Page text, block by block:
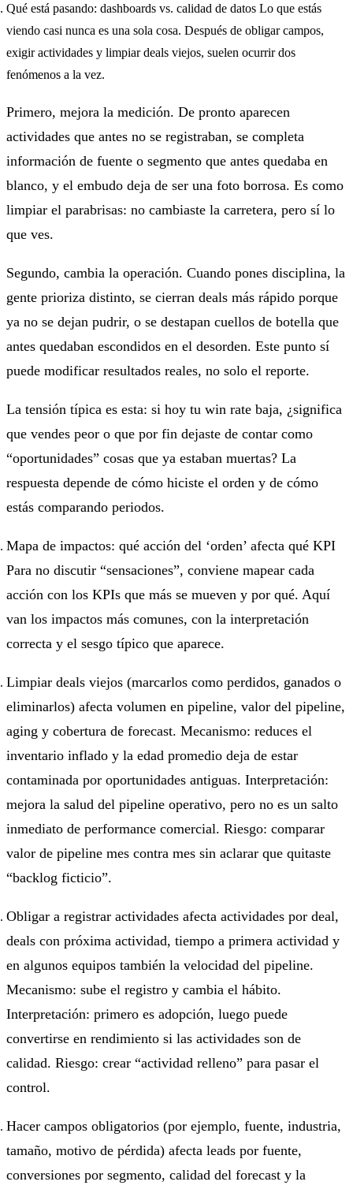
Qué está pasando: dashboards vs. calidad de datos Lo que estás
viendo casi nunca es una sola cosa. Después de obligar campos,
exigir actividades y limpiar deals viejos, suelen ocurrir dos
fenómenos a la vez.
Primero, mejora la medición. De pronto aparecen
actividades que antes no se registraban, se completa
información de fuente o segmento que antes quedaba en
blanco, y el embudo deja de ser una foto borrosa. Es como
limpiar el parabrisas: no cambiaste la carretera, pero sí lo
que ves.
Segundo, cambia la operación. Cuando pones disciplina, la
gente prioriza distinto, se cierran deals más rápido porque
ya no se dejan pudrir, o se destapan cuellos de botella que
antes quedaban escondidos en el desorden. Este punto sí
puede modificar resultados reales, no solo el reporte.
La tensión típica es esta: si hoy tu win rate baja, ¿significa
que vendes peor o que por fin dejaste de contar como
“oportunidades” cosas que ya estaban muertas? La
respuesta depende de cómo hiciste el orden y de cómo
estás comparando periodos.
Mapa de impactos: qué acción del ‘orden’ afecta qué KPI
Para no discutir “sensaciones”, conviene mapear cada
acción con los KPIs que más se mueven y por qué. Aquí
van los impactos más comunes, con la interpretación
correcta y el sesgo típico que aparece.
Limpiar deals viejos (marcarlos como perdidos, ganados o
eliminarlos) afecta volumen en pipeline, valor del pipeline,
aging y cobertura de forecast. Mecanismo: reduces el
inventario inflado y la edad promedio deja de estar
contaminada por oportunidades antiguas. Interpretación:
mejora la salud del pipeline operativo, pero no es un salto
inmediato de performance comercial. Riesgo: comparar
valor de pipeline mes contra mes sin aclarar que quitaste
“backlog ficticio”.
Obligar a registrar actividades afecta actividades por deal,
deals con próxima actividad, tiempo a primera actividad y
en algunos equipos también la velocidad del pipeline.
Mecanismo: sube el registro y cambia el hábito.
Interpretación: primero es adopción, luego puede
convertirse en rendimiento si las actividades son de
calidad. Riesgo: crear “actividad relleno” para pasar el
control.
Hacer campos obligatorios (por ejemplo, fuente, industria,
tamaño, motivo de pérdida) afecta leads por fuente,
conversiones por segmento, calidad del forecast y la